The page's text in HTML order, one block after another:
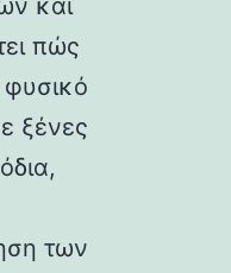
και
πώς
φυσικό
ξένες
των